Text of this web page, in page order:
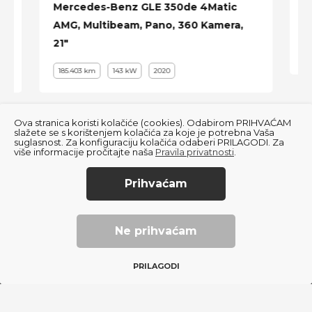
Parking senzori
Senzori za kišu i svjetla
Zatamnjena stakla
itd...
Mercedes-Benz GLE 350de 4Matic
AMG, Multibeam, Pano, 360 Kamera,
21"
185.403 km 143 kW 2020
© 2022 . All Rights Reserved.
Pravila privatnosti
Created using magic bySocial Wizard
Ova stranica koristi kolačiće (cookies). Odabirom PRIHVAĆAM
slažete se s korištenjem kolačića za koje je potrebna Vaša
suglasnost. Za konfiguraciju kolačića odaberi PRILAGODI. Za
više informacije pročitajte naša Pravila privatnosti
PRILAGODI
Ne prihvaćam
Prihvaćam